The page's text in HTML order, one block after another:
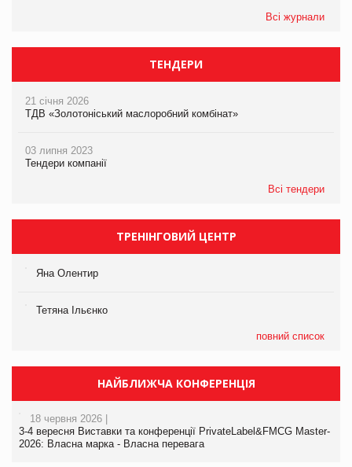
Всі журнали
ТЕНДЕРИ
21 січня 2026
ТДВ «Золотоніський маслоробний комбінат»
03 липня 2023
Тендери компанії
Всі тендери
ТРЕНІНГОВИЙ ЦЕНТР
Яна Олентир
Тетяна Ільєнко
повний список
НАЙБЛИЖЧА КОНФЕРЕНЦІЯ
18 червня 2026 |
3-4 вересня Виставки та конференції PrivateLabel&FMCG Master-
2026: Власна марка - Власна перевага